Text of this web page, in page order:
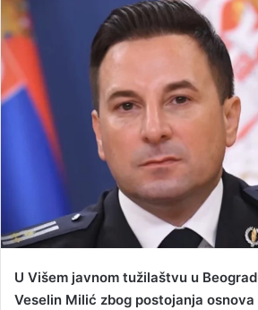
d
a
n
m
U Višem javnom tužilaštvu u
Veselin Milić zbog postojanja